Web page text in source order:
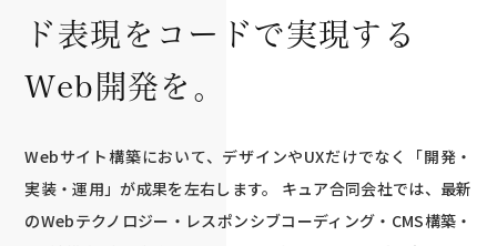
ド表現をコードで実現する
Web開発を。
Webサイト構築において、デザインやUXだけでなく「開発・
実装・運用」が成果を左右します。 キュア合同会社では、最新
のWebテクノロジー・レスポンシブコーディング・CMS構築・